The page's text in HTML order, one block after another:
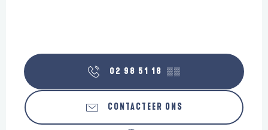
02 98 51 18 ▒▒
CONTACTEER ONS